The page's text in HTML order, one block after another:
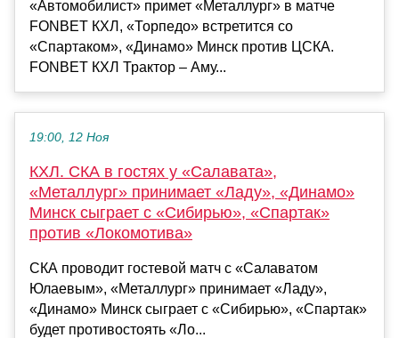
«Автомобилист» примет «Металлург» в матче
FONBET КХЛ, «Торпедо» встретится со
«Спартаком», «Динамо» Минск против ЦСКА.
FONBET КХЛ Трактор – Аму...
19:00, 12 Ноя
КХЛ. СКА в гостях у «Салавата»,
«Металлург» принимает «Ладу», «Динамо»
Минск сыграет с «Сибирью», «Спартак»
против «Локомотива»
СКА проводит гостевой матч с «Салаватом
Юлаевым», «Металлург» принимает «Ладу»,
«Динамо» Минск сыграет с «Сибирью», «Спартак»
будет противостоять «Ло...